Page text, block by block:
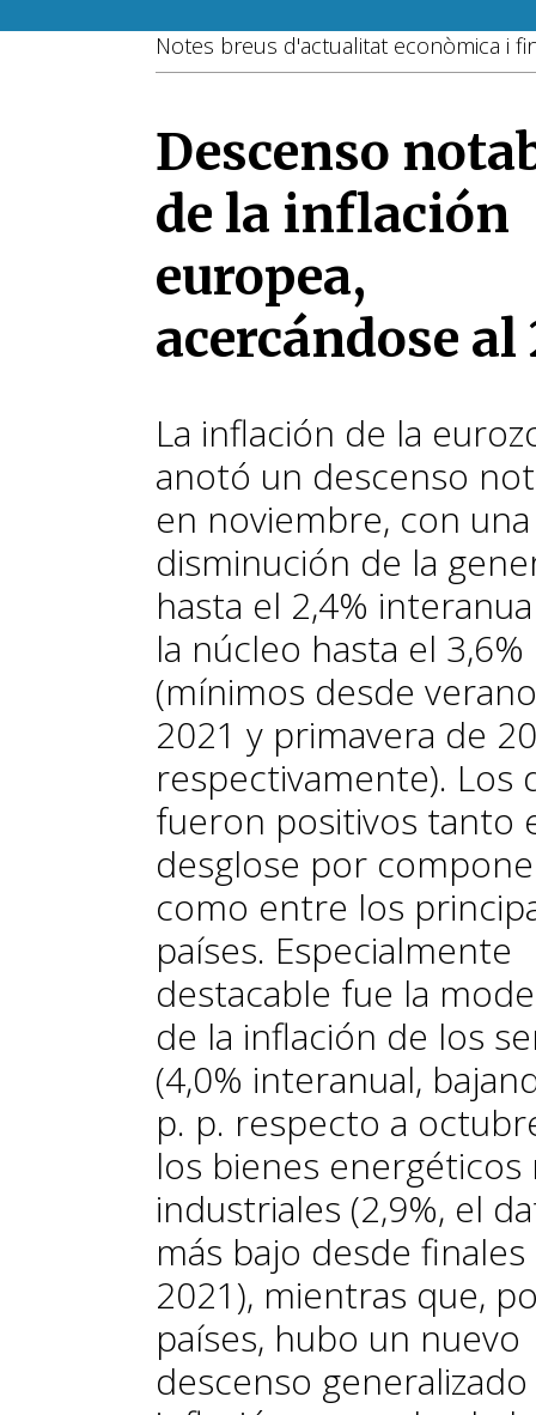
Notes breus d'actualitat econòmica i
Descenso
de la inflación
europea,
acercándose al
La inflación de la
anotó un descenso
en noviembre, con una
disminución de la
hasta el 2,4%
la núcleo hasta el 3,6%
(mínimos desde
2021 y primavera de
respectivamente). Los
fueron positivos tanto
desglose por
como entre los
países. Especialmente
destacable fue la
de la inflación de los
(4,0% interanual,
p. p. respecto a
los bienes energéticos
industriales (2,9%, el
más bajo desde
2021), mientras que,
países, hubo un nuevo
descenso